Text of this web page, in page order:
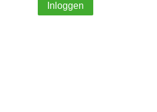
Inloggen